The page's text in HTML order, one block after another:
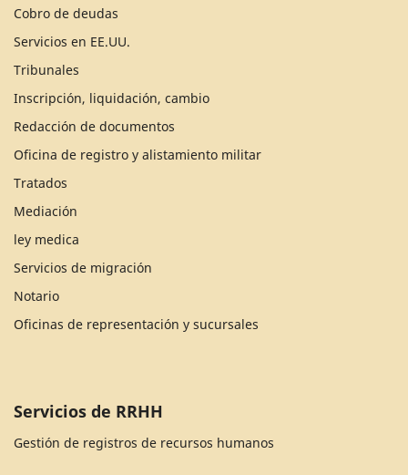
Cobro de deudas
Servicios en EE.UU.
Tribunales
Inscripción, liquidación, cambio
Redacción de documentos
Oficina de registro y alistamiento militar
Tratados
Mediación
ley medica
Servicios de migración
Notario
Oficinas de representación y sucursales
Servicios de RRHH
Gestión de registros de recursos humanos